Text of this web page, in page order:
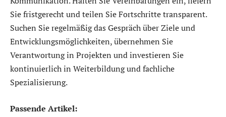
Sie fristgerecht und teilen Sie Fortschritte transparent.
Suchen Sie regelmäßig das Gespräch über Ziele und
Entwicklungsmöglichkeiten, übernehmen Sie
Verantwortung in Projekten und investieren Sie
kontinuierlich in Weiterbildung und fachliche
Spezialisierung.
Passende Artikel: